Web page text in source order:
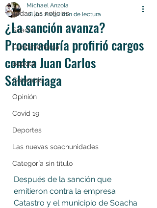
Todas las noticias
Soacha
Cundinamarca
Bogotá
Colombia
Opinión
Covid 19
Deportes
Las nuevas soachunidades
Categoría sin título
¿La sanción avanza?
Procuraduría profirió cargos
contra Juan Carlos
Saldarriaga
Michael Anzola
28 jun 20232 min de lectura
Después de la sanción que
emitieron contra la empresa
Catastro y el municipio de Soacha